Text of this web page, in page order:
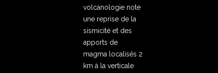
volcanologie note
une reprise de la
sismicité et des
apports de
magma localisés 2
km à la verticale